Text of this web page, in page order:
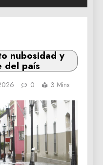
nubosidad y
del país
0 3 Mins